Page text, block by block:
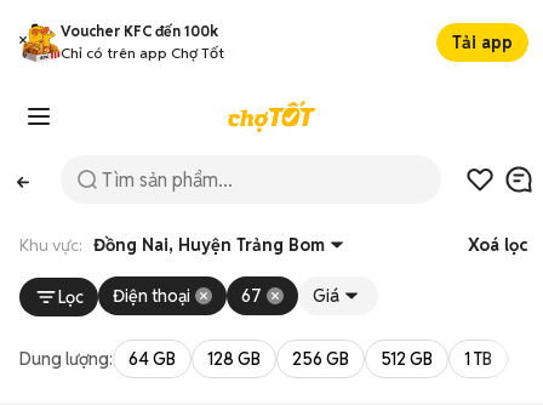
Voucher KFC đến 100k
Chỉ có trên app Chợ Tốt
Tải app
Khu vực: Đồng Nai, Huyện Trảng Bom Xoá lọc
Lọc Điện thoại 67 Giá
Dung lượng: 64 GB 128 GB 256 GB 512 GB 1 TB